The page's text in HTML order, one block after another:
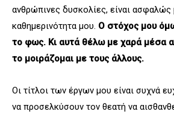
ανθρώπινες δυσκολίες, είναι ασφαλώς
καθημερινότητα μου. Ο στόχος μου
το φως. Κι αυτά θέλω με χαρά μέσα
το μοιράζομαι με τους άλλους.
Οι τίτλοι των έργων μου είναι συχνά
να προσελκύσουν τον θεατή να